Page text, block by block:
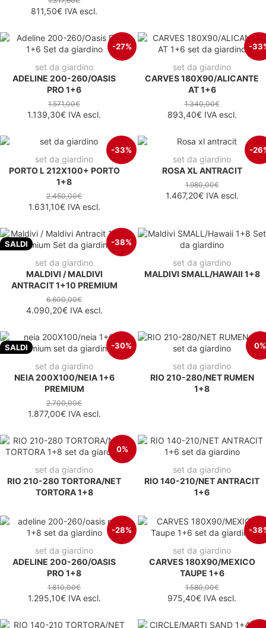
811,50€ IVA escl.
-27%
set da giardino
ADELINE 200-260/OASIS
PRO 1+6
1.571,00€
1.139,30€ IVA escl.
-
set da giardino
CARVES 180X90/ALICANTE
AT 1+6
1.340,00€
893,40€IVA escl.
-33%
set da giardino
PORTO L 212X100+ PORTO
1+8
2.450,00€
1.631,10€IVA escl.
-
set da giardino
ROSA XL ANTRACIT
1.980,00€
1.467,20€IVA escl.
SALDI -38%
set da giardino
MALDIVI / MALDIVI
ANTRACIT 1+10 PREMIUM
6.600,00€
4.090,20€IVA escl.
set da giardino
MALDIVI SMALL/HAWAII 1+8
SALDI -30%
set da giardino
NEIA 200X100/NEIA 1+6
PREMIUM
2.700,00€
1.877,00€IVA escl.
0%
set da giardino
RIO 210-280/NET RUMEN
1+8
0%
set da giardino
RIO 210-280 TORTORA/NET
TORTORA 1+8
set da giardino
RIO 140-210/NET ANTRACIT
1+6
-28%
set da giardino
ADELINE 200-260/OASIS
PRO 1+8
1.810,00€
1.295,10€IVA escl.
-
set da giardino
CARVES 180X90/MEXICO
TAUPE 1+6
1.580,00€
975,40€ IVA escl.